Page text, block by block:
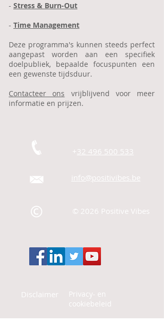
- Stress & Burn-Out
- Time Management
Deze programma's kunnen steeds perfect
aangepast worden aan een specifiek
doelpubliek, bepaalde focuspunten een
een gewenste tijdsduur.
Contacteer ons vrijblijvend voor meer
informatie en prijzen.
+ 32 496 500 533
info@positivibes.be
© 2026 Positive Vibes
Disclaimer
Privacy- en
cookiebeleid